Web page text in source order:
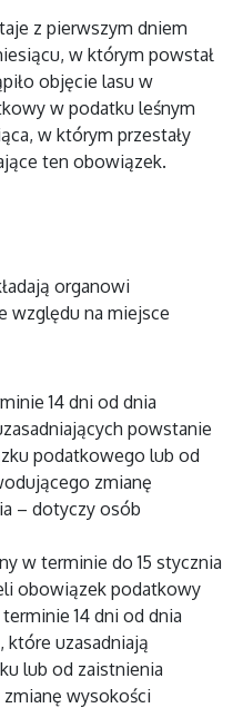
z pierwszym dniem
w którym powstał
objęcie lasu w
w podatku leśnym
w którym przestały
ten obowiązek.
organowi
względu na miejsce
14 dni od dnia
powstanie
podatkowego lub od
zmianę
– dotyczy osób
w terminie do 15 stycznia
obowiązek podatkowy
14 dni od dnia
uzasadniają
lub od zaistnienia
wysokości